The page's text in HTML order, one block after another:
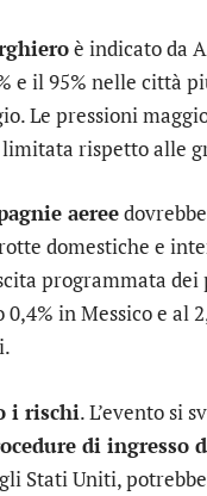
è indicato da
e il 95% nelle città
Le pressioni
rispetto alle
aeree
domestiche e
programmata dei
in Messico e al
i rischi. L’evento si
di ingresso
Stati Uniti,